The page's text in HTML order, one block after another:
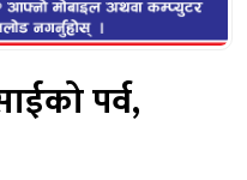
पर्व,